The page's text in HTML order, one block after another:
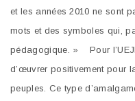
et les années 2010 ne sont
mots et des symboles qui,
pédagogique. » Pour
d’œuvrer positivement pour
peuples. Ce type